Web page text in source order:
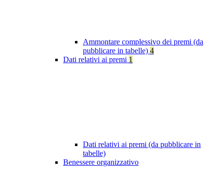
Ammontare complessivo dei premi (da
pubblicare in tabelle) 4
Dati relativi ai premi 1
Dati relativi ai premi (da pubblicare in
tabelle)
Benessere organizzativo